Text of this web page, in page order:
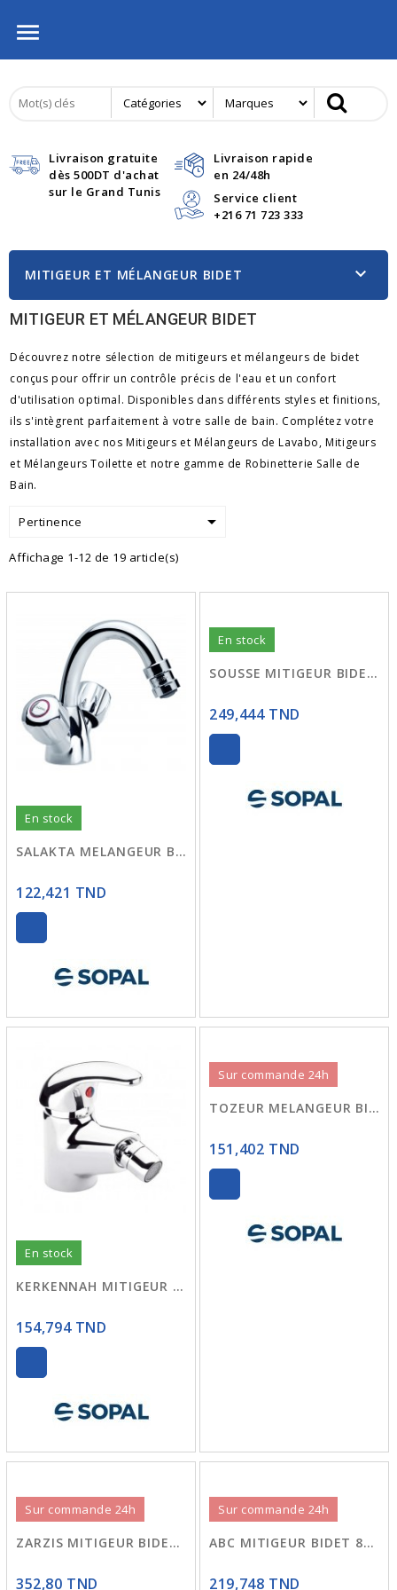

Livraison gratuite
dès 500DT d'achat
sur le Grand Tunis
Livraison rapide
en 24/48h
Service client
+216 71 723 333
MITIGEUR ET MÉLANGEUR BIDET 
MITIGEUR ET MÉLANGEUR BIDET
Découvrez notre sélection de mitigeurs et mélangeurs de bidet
conçus pour offrir un contrôle précis de l'eau et un confort
d'utilisation optimal. Disponibles dans différents styles et finitions,
ils s'intègrent parfaitement à votre salle de bain. Complétez votre
installation avec nos Mitigeurs et Mélangeurs de Lavabo,Mitigeurs
et Mélangeurs Toilette et notre gamme de Robinetterie Salle de
Bain.
Pertinence 
Affichage 1-12 de 19 article(s)
En stock
SALAKTA MELANGEUR BIDET 04BD SOPAL
122,421 TND
En stock
SOUSSE MITIGEUR BIDET 0614 SOPAL
249,444 TND
En stock
KERKENNAH MITIGEUR BIDET 0622 SOPAL
154,794 TND
Sur commande 24h
TOZEUR MELANGEUR BIDET 0452
151,402 TND
Sur commande 24h
ZARZIS MITIGEUR BIDET 0638 SOPAL
352,80 TND
Sur commande 24h
ABC MITIGEUR BIDET 87119/1CR
219,748 TND